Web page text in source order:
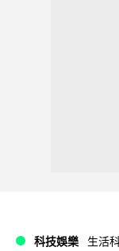
科技娛樂 生活